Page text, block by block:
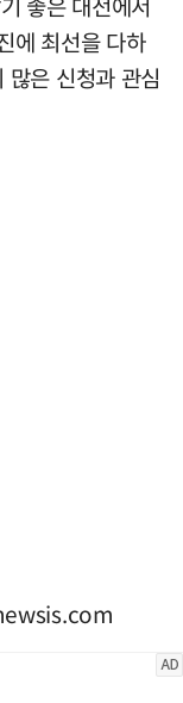
에 최선을 다하
많은 신청과 관심